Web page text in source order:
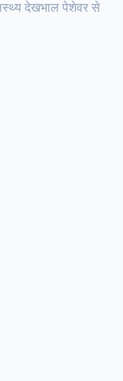
देखभाल पेशेवर से